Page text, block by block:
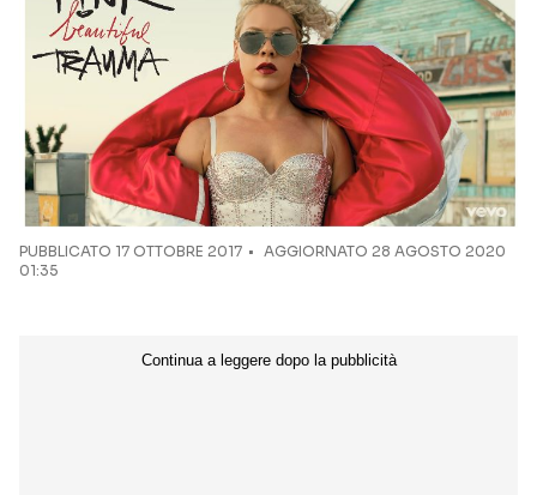
PUBBLICATO 17 OTTOBRE 2017
AGGIORNATO 28 AGOSTO 2020
01:35